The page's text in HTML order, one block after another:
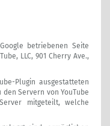
betriebenen Seite
LLC, 901 Cherry Ave.,
Plugin ausgestatteten
Servern von YouTube
mitgeteilt, welche